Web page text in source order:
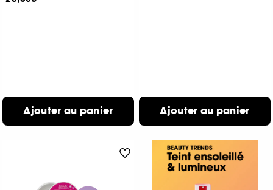
Ajouter au panier Ajouter au panier